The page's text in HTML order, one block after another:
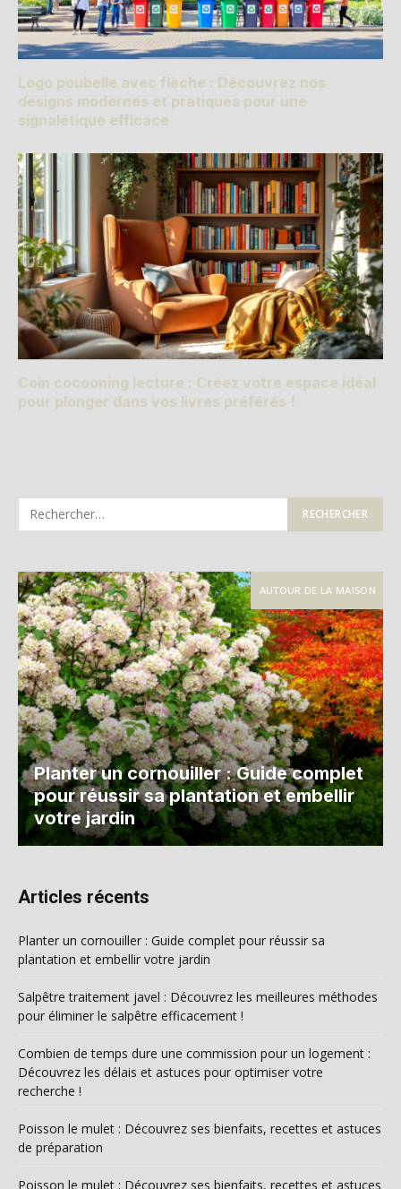
Logo poubelle avec flèche : Découvrez nos
designs modernes et pratiques pour une
signalétique efficace
Coin cocooning lecture : Créez votre espace idéal
pour plonger dans vos livres préférés !
AUTOUR DE LA MAISON
Planter un cornouiller : Guide complet
pour réussir sa plantation et embellir
votre jardin
Articles récents
Planter un cornouiller : Guide complet pour réussir sa
plantation et embellir votre jardin
Salpêtre traitement javel : Découvrez les meilleures méthodes
pour éliminer le salpêtre efficacement !
Combien de temps dure une commission pour un logement :
Découvrez les délais et astuces pour optimiser votre
recherche !
Poisson le mulet : Découvrez ses bienfaits, recettes et astuces
de préparation
Poisson le mulet : Découvrez ses bienfaits, recettes et astuces